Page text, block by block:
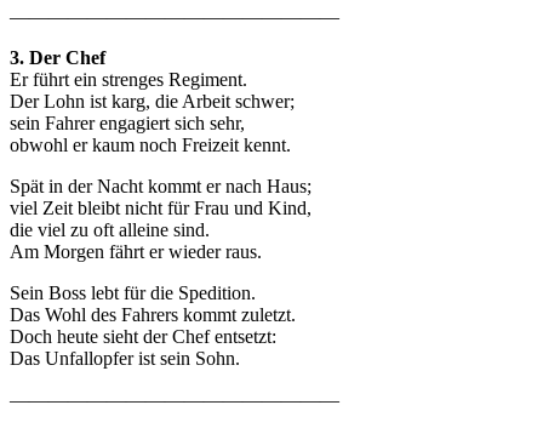
—————————————————
3. Der Chef
Er führt ein strenges Regiment.
Der Lohn ist karg, die Arbeit schwer;
sein Fahrer engagiert sich sehr,
obwohl er kaum noch Freizeit kennt.
Spät in der Nacht kommt er nach Haus;
viel Zeit bleibt nicht für Frau und Kind,
die viel zu oft alleine sind.
Am Morgen fährt er wieder raus.
Sein Boss lebt für die Spedition.
Das Wohl des Fahrers kommt zuletzt.
Doch heute sieht der Chef entsetzt:
Das Unfallopfer ist sein Sohn.
—————————————————